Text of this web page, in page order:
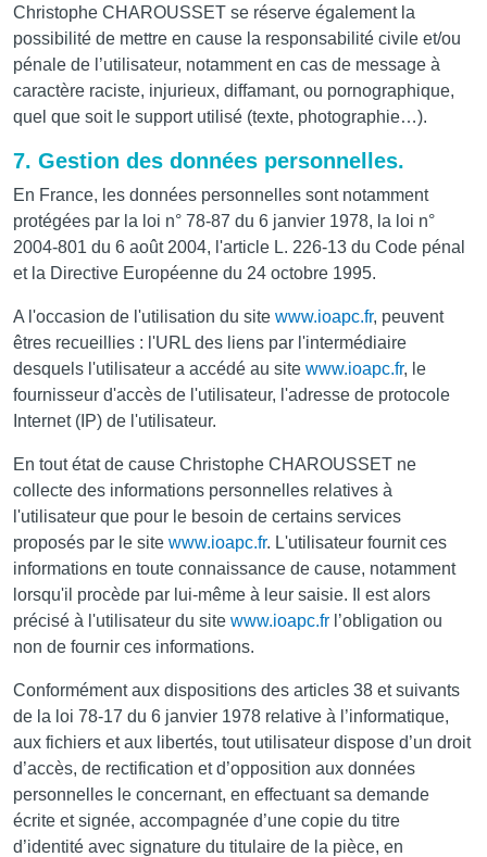
Christophe CHAROUSSET se réserve également la
possibilité de mettre en cause la responsabilité civile et/ou
pénale de l’utilisateur, notamment en cas de message à
caractère raciste, injurieux, diffamant, ou pornographique,
quel que soit le support utilisé (texte, photographie…).
7. Gestion des données personnelles.
En France, les données personnelles sont notamment
protégées par la loi n° 78-87 du 6 janvier 1978, la loi n°
2004-801 du 6 août 2004, l'article L. 226-13 du Code pénal
et la Directive Européenne du 24 octobre 1995.
A l'occasion de l'utilisation du site www.ioapc.fr, peuvent
êtres recueillies : l'URL des liens par l'intermédiaire
desquels l'utilisateur a accédé au site www.ioapc.fr, le
fournisseur d'accès de l'utilisateur, l'adresse de protocole
Internet (IP) de l'utilisateur.
En tout état de cause Christophe CHAROUSSET ne
collecte des informations personnelles relatives à
l'utilisateur que pour le besoin de certains services
proposés par le site www.ioapc.fr. L'utilisateur fournit ces
informations en toute connaissance de cause, notamment
lorsqu'il procède par lui-même à leur saisie. Il est alors
précisé à l'utilisateur du site www.ioapc.fr l’obligation ou
non de fournir ces informations.
Conformément aux dispositions des articles 38 et suivants
de la loi 78-17 du 6 janvier 1978 relative à l’informatique,
aux fichiers et aux libertés, tout utilisateur dispose d’un droit
d’accès, de rectification et d’opposition aux données
personnelles le concernant, en effectuant sa demande
écrite et signée, accompagnée d’une copie du titre
d’identité avec signature du titulaire de la pièce, en